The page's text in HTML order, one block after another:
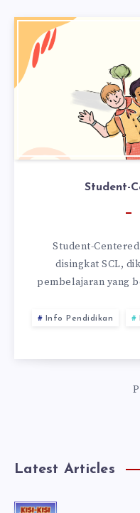
Student-
Student-
disingkat SCL,
pembelajaran yang
Info Pendidikan
Latest Articles